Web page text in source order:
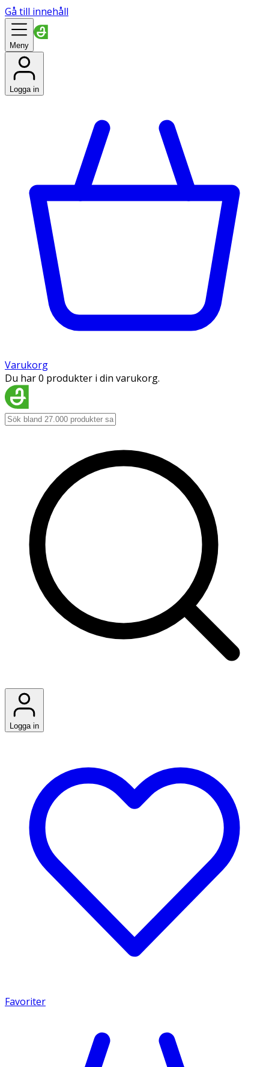
Gå till innehåll
Meny
Logga in
Varukorg
Du har 0 produkter i din varukorg.
Logga in
Favoriter